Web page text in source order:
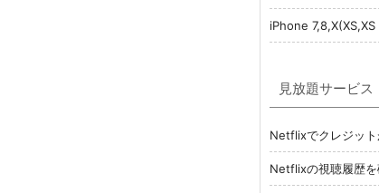
iPhone
見放題サービス
Netflixでクレジッ
Netflixの視聴履歴を